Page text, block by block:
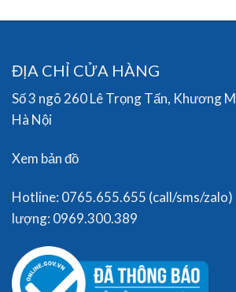
ĐỊA CHỈ CỬA HÀNG
Số 3 ngõ 260 Lê Trọng Tấn, Khương
Hà Nội
Xem bản đồ
Hotline: 0765.655.655 (call/sms/zalo)
lượng: 0969.300.389